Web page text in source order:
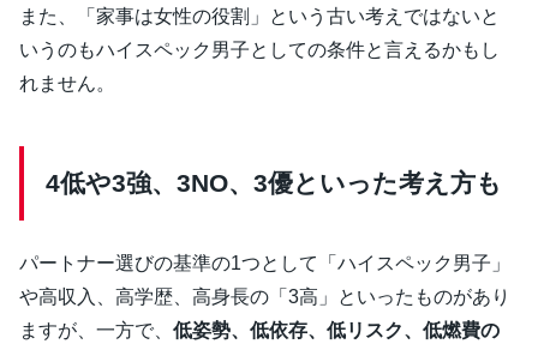
また、「家事は女性の役割」という古い考えではないと
いうのもハイスペック男子としての条件と言えるかもし
れません。
4低や3強、3NO、3優といった考え方も
パートナー選びの基準の1つとして「ハイスペック男子」
や高収入、高学歴、高身長の「3高」といったものがあり
ますが、一方で、低姿勢、低依存、低リスク、低燃費の